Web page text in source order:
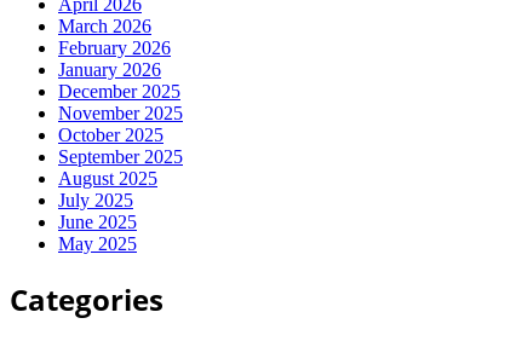
March 2026
February 2026
January 2026
December 2025
November 2025
October 2025
September 2025
August 2025
July 2025
June 2025
May 2025
Categories